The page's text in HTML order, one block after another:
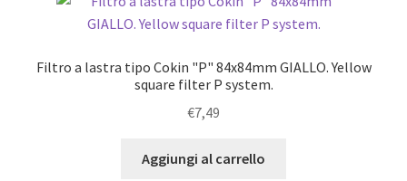
Filtro a lastra tipo Cokin "P" 84x84mm GIALLO. Yellow
square filter P system.
€7,49
Aggiungi al carrello